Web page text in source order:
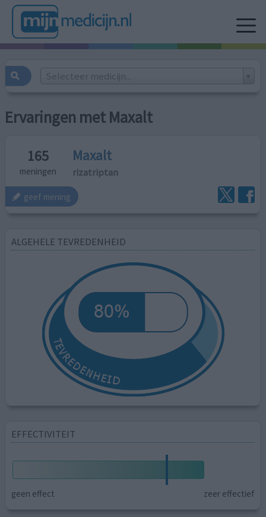
Selecteer medicijn...
Ervaringen met Maxalt
165
meningen
Maxalt
rizatriptan
geef mening
ALGEHELE TEVREDENHEID
EFFECTIVITEIT
geen effect zeer effectief